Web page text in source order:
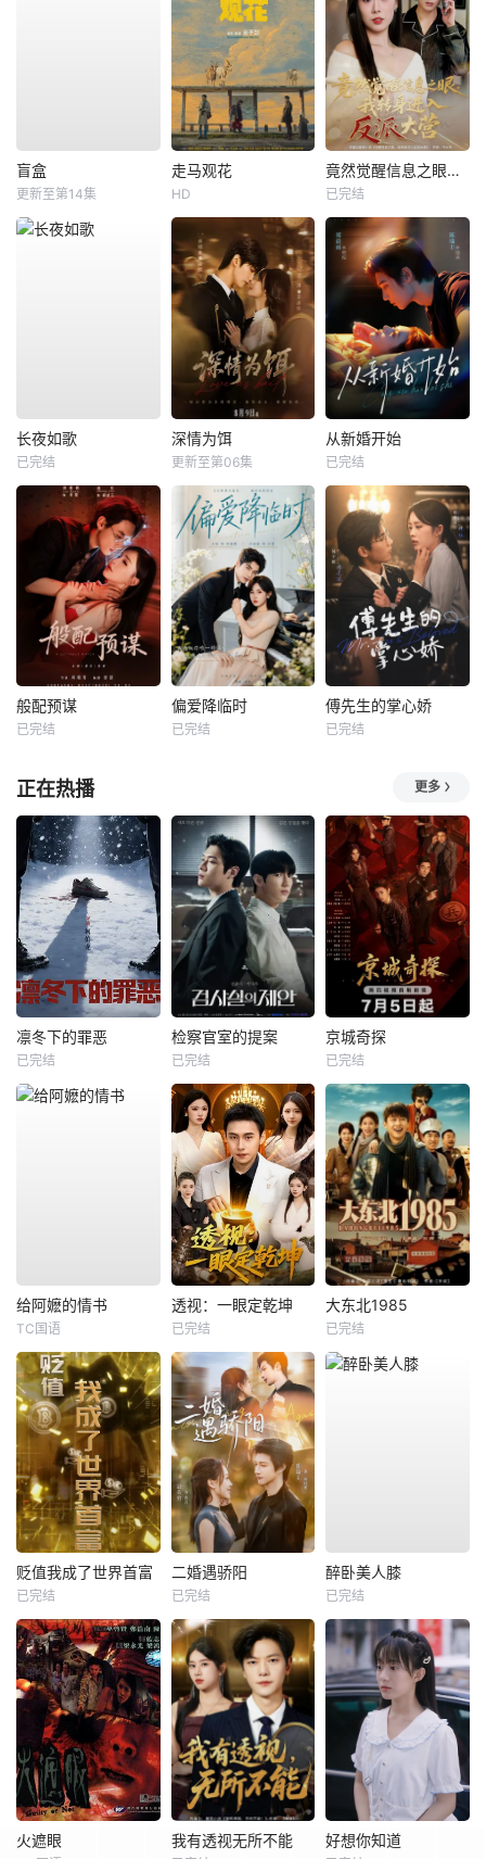
盲盒
更新至第14集
走马观花
HD
竟然觉醒信息之眼，我转身进入反派大营
已完结
长夜如歌
已完结
深情为饵
更新至第06集
从新婚开始
已完结
般配预谋
已完结
偏爱降临时
已完结
傅先生的掌心娇
已完结
正在热播 更多
凛冬下的罪恶
已完结
检察官室的提案
已完结
京城奇探
已完结
给阿嬷的情书
TC国语
透视：一眼定乾坤
已完结
大东北1985
已完结
贬值我成了世界首富
已完结
二婚遇骄阳
已完结
醉卧美人膝
已完结
火遮眼 我有透视无所不能 好想你知道